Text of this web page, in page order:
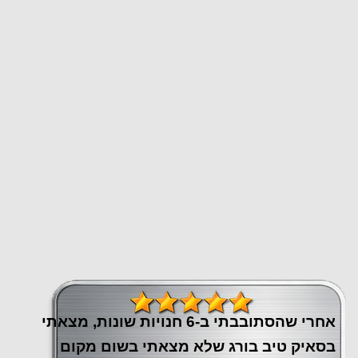
אחרי שהסתובבתי ב-6 חנויות שונות, מצאתי
בסאיק טיב בורג שלא מצאתי בשום מקום